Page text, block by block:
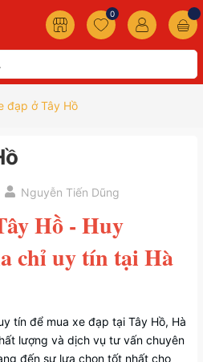
0
đạp ở Tây Hồ
Nguyễn Tiến Dũng
Hồ - Huy
chỉ uy tín tại Hà
tín để mua xe đạp tại Tây Hồ, Hà
lượng và dịch vụ tư vấn chuyên
đến sự lựa chọn tốt nhất cho